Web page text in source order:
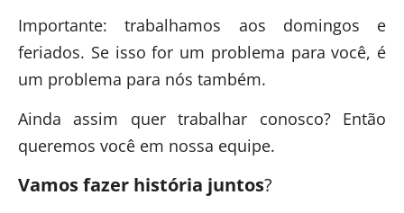
Importante: trabalhamos aos domingos e
feriados. Se isso for um problema para você, é
um problema para nós também.
Ainda assim quer trabalhar conosco? Então
queremos você em nossa equipe.
Vamos fazer história juntos?